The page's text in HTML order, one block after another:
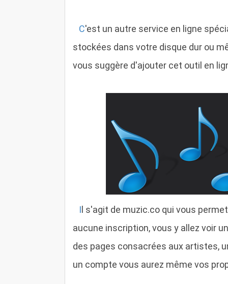
C'est un autre service en ligne
stockées dans votre disque dur ou
vous suggère d'ajouter cet outil en
I l s'agit de muzic.co qui vous
aucune inscription, vous y allez voir
des pages consacrées aux artistes,
un compte vous aurez même vos